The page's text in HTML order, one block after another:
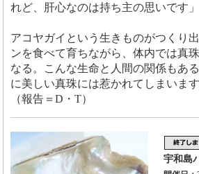
れど、肝心なのは持ち主の思いです
アコヤガイという生きものがつくり
ンを食べて育ちながら、体内では真
なる。こんな生命と人間の関係もあ
に美しい真珠には惹かれてしまいま
（報告＝D・T）
宇和島